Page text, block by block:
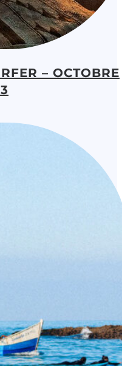
– OCTOBRE